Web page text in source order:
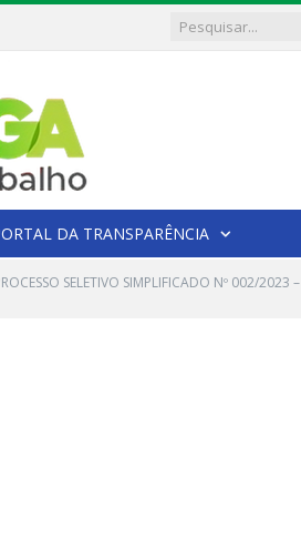
DA TRANSPARÊNCIA
SELETIVO SIMPLIFICADO Nº 002/2023 –